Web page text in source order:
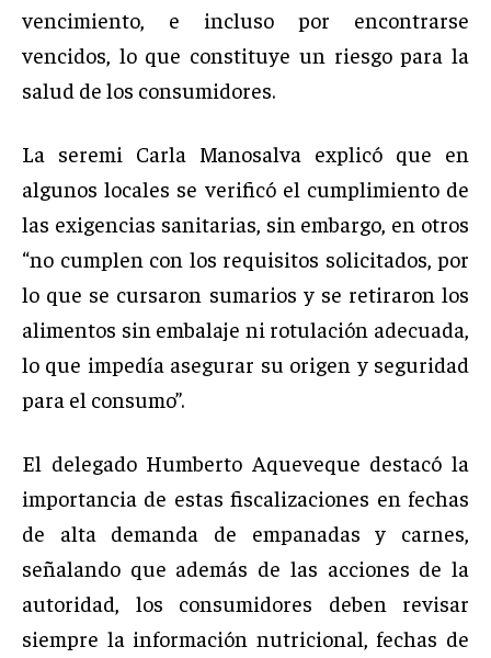
vencimiento, e incluso por encontrarse
vencidos, lo que constituye un riesgo para la
salud de los consumidores.
La seremi Carla Manosalva explicó que en
algunos locales se verificó el cumplimiento de
las exigencias sanitarias, sin embargo, en otros
“no cumplen con los requisitos solicitados, por
lo que se cursaron sumarios y se retiraron los
alimentos sin embalaje ni rotulación adecuada,
lo que impedía asegurar su origen y seguridad
para el consumo”.
El delegado Humberto Aqueveque destacó la
importancia de estas fiscalizaciones en fechas
de alta demanda de empanadas y carnes,
señalando que además de las acciones de la
autoridad, los consumidores deben revisar
siempre la información nutricional, fechas de